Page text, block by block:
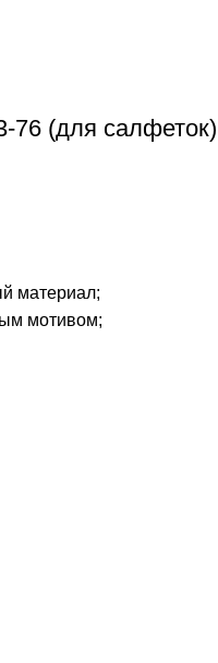
76 (для салфеток)
материал;
мотивом;